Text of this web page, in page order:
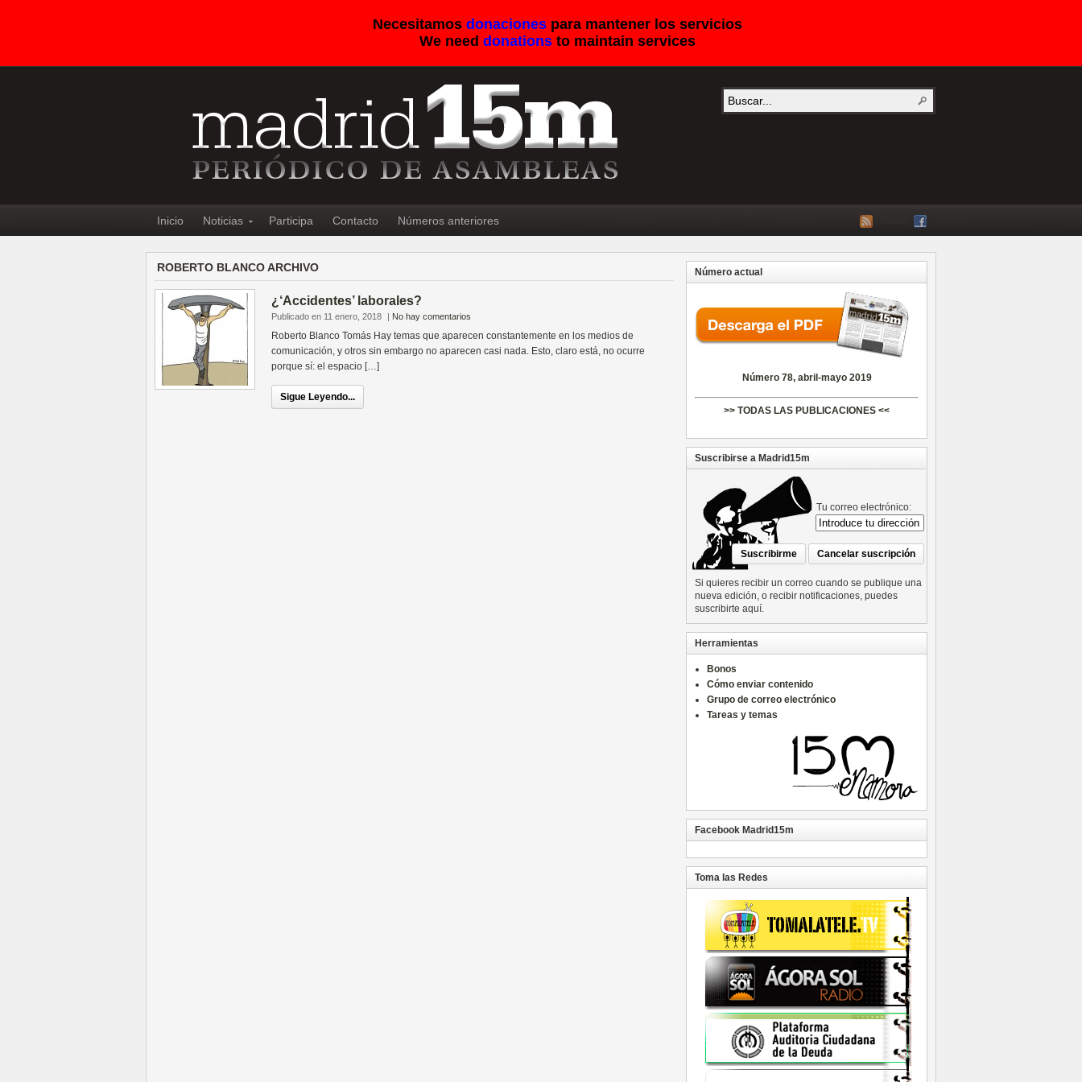
Necesitamos donacionespara mantener los servicios
We need donationsto maintain services
Inicio Noticias Participa Contacto Números anteriores
ROBERTO BLANCO ARCHIVO
¿‘Accidentes’ laborales?
Publicado en 11 enero, 2018 | No hay comentarios
Roberto Blanco Tomás Hay temas que aparecen constantemente en los medios de
comunicación, y otros sin embargo no aparecen casi nada. Esto, claro está, no ocurre
porque sí: el espacio […]
Sigue Leyendo...
Número actual
Número 78, abril-mayo 2019
>> TODAS LAS PUBLICACIONES <<
Suscribirse a Madrid15m
Tu correo electrónico:
Si quieres recibir un correo cuando se publique una
nueva edición, o recibir notificaciones, puedes
suscribirte aquí.
Herramientas
Bonos
Cómo enviar contenido
Grupo de correo electrónico
Tareas y temas
Facebook Madrid15m
Toma las Redes